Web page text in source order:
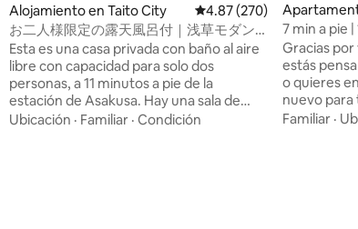
promedio: 5 de 5, 36 reseñas
Alojamiento en Taito City Calificación promedio:
4.87 (270)
お二人様限定の露天風呂付｜浅草モダン
和風のラグジュアリーな 1軒家 ｜浅草・上
野観光拠点 ｜柳通り西棟
Esta es una casa privada con baño al aire
libre con capacidad para solo dos
personas, a 11 minutos a pie de la
estación de Asakusa. Hay una sala de
estar en el primer piso y un baño de
Ubicación · Familiar · Condición
7 min a pie |
Asakusa a
Gracias por
estás
o quieres
nuevo para
tus favoritos “❤️”.
Familiar ·